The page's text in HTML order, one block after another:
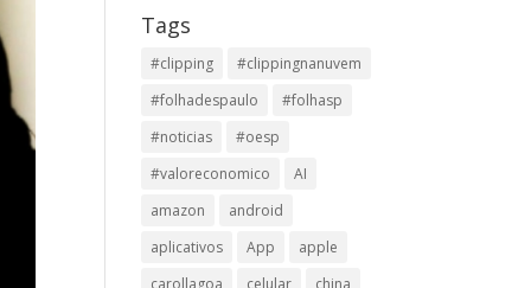
Tags
#clipping
#clippingnanuvem
#folhadespaulo
#folhasp
#noticias
#oesp
#valoreconomico
AI
amazon
android
aplicativos
App
apple
carollagoa
celular
china